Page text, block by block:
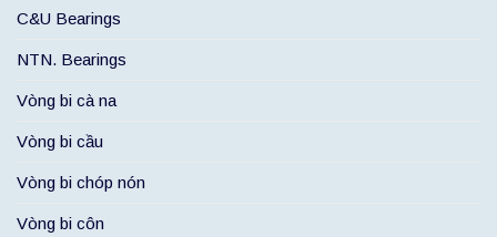
C&U Bearings
NTN. Bearings
Vòng bi cà na
Vòng bi cầu
Vòng bi chóp nón
Vòng bi côn